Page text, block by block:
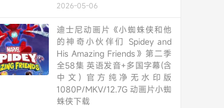
2026-05-06
迪士尼动画片《小蜘蛛侠和他
的神奇小伙伴们 Spidey and
His Amazing Friends》第二季
全58集 英语发音+多国字幕(含
中文) 官方纯净无水印版
1080P/MKV/12.7G 动画片小蜘
蛛侠下载